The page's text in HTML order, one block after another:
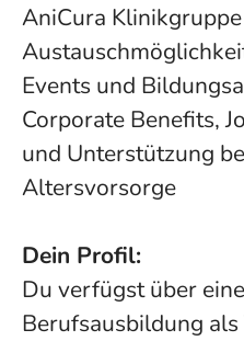
AniCura
Events und
Corporate Benefits,
und Unterstützung
Altersvorsorge
Dein Profil:
Du verfügst über
Berufsausbildung